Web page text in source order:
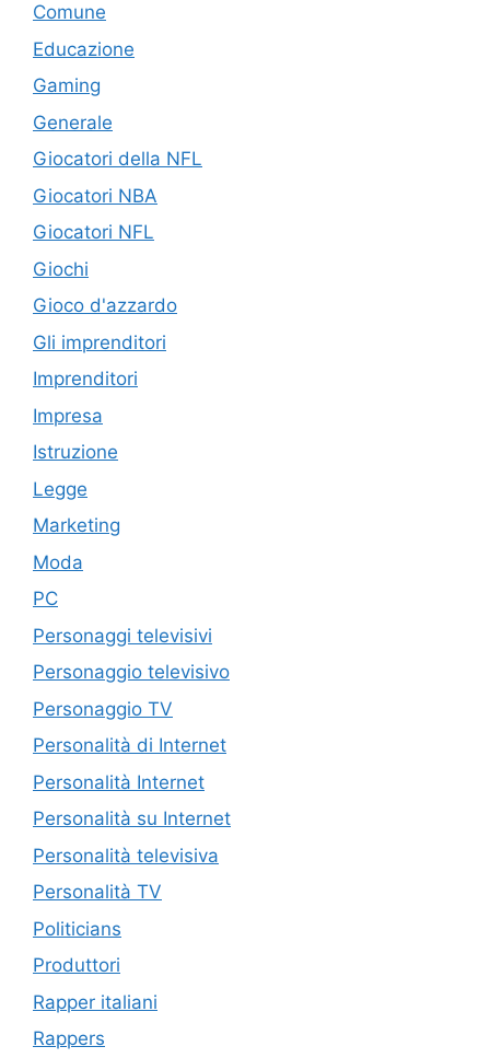
Comune
Educazione
Gaming
Generale
Giocatori della NFL
Giocatori NBA
Giocatori NFL
Giochi
Gioco d'azzardo
Gli imprenditori
Imprenditori
Impresa
Istruzione
Legge
Marketing
Moda
PC
Personaggi televisivi
Personaggio televisivo
Personaggio TV
Personalità di Internet
Personalità Internet
Personalità su Internet
Personalità televisiva
Personalità TV
Politicians
Produttori
Rapper italiani
Rappers